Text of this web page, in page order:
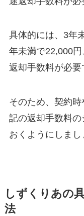
具体的には、3年
年未満で22,000
返却手数料が必要
そのため、契約
記の返却手数料
おくようにしまし
しずくりあの
法